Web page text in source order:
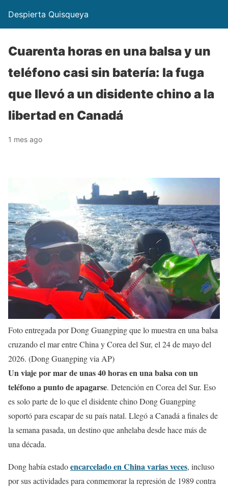
Despierta Quisqueya
Cuarenta horas en una balsa y un
teléfono casi sin batería: la fuga
que llevó a un disidente chino a la
libertad en Canadá
1 mes ago
Foto entregada por Dong Guangping que lo muestra en una balsa
cruzando el mar entre China y Corea del Sur, el 24 de mayo del
2026. (Dong Guangping via AP)
Un viaje por mar de unas 40 horas en una balsa con un
teléfono a punto de apagarse. Detención en Corea del Sur. Eso
es solo parte de lo que el disidente chino Dong Guangping
soportó para escapar de su país natal. Llegó a Canadá a finales de
la semana pasada, un destino que anhelaba desde hace más de
una década.
Dong había estadoencarcelado en China varias veces, incluso
por sus actividades para conmemorar la represión de 1989 contra